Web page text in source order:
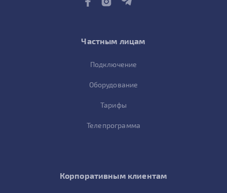
Частным лицам
Подключение
Оборудование
Тарифы
Телепрограмма
Корпоративным клиентам